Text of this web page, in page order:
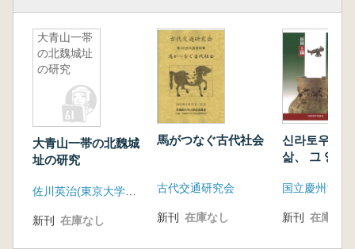
大青山一帯
の北魏城址
の研究
大青山一帯の北魏城
址の研究
新刊 在庫なし
馬がつなぐ古代社会
古代交通研究会
新刊 在庫なし
신라토우 신
삶、 그 영원
生、その永
国立慶州博物
新刊 在庫なし